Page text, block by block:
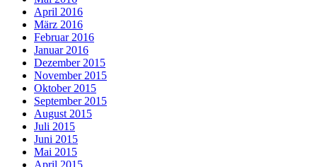
April 2016
März 2016
Februar 2016
Januar 2016
Dezember 2015
November 2015
Oktober 2015
September 2015
August 2015
Juli 2015
Juni 2015
Mai 2015
April 2015